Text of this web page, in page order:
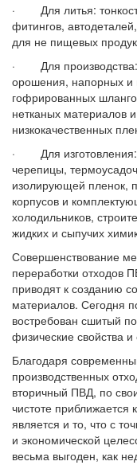
· Для литья:
фитингов,
для не пищевых
· Для производства:
орошения, напорных и
гофрированных
нетканых материалов
низкокачественных
· Для изготовления:
черепицы,
изолирующей пленок,
корпусов и
холодильников,
жидких и сыпучих
Совершенствование
переработки отходов
приводят к созданию
материалов. Сегодня
востребован сшитый
физические свойства
Благодаря
производственных
вторичный ПВД, по
чистоте
является и то, что с
и экономической
весьма выгоден, как